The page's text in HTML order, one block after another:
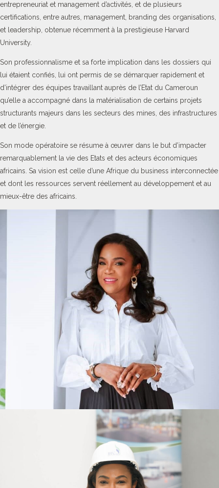
entrepreneuriat et management d’activités, et de plusieurs
certifications, entre autres, management, branding des organisations,
et leadership, obtenue récemment à la prestigieuse Harvard
University.
Son professionnalisme et sa forte implication dans les dossiers qui
lui étaient confiés, lui ont permis de se démarquer rapidement et
d’intégrer des équipes travaillant auprès de l’Etat du Cameroun
qu’elle a accompagné dans la matérialisation de certains projets
structurants majeurs dans les secteurs des mines, des infrastructures
et de l’énergie.
Son mode opératoire se résume à œuvrer dans le but d’impacter
remarquablement la vie des Etats et des acteurs économiques
africains. Sa vision est celle d’une Afrique du business interconnectée
et dont les ressources servent réellement au développement et au
mieux-être des africains.